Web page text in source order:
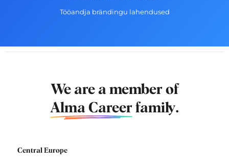
Tööandja brändingu lahendused
We are a member of
Alma Career family.
Central Europe